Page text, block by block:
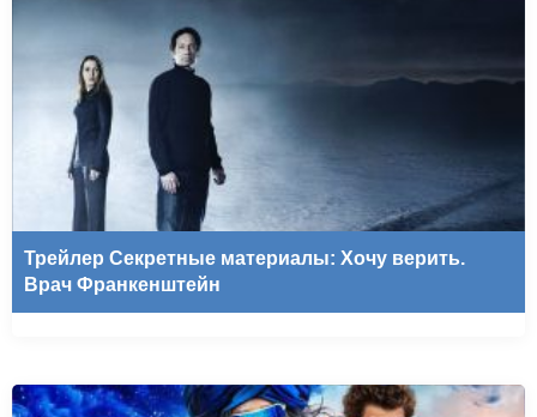
Трейлер Секретные материалы: Хочу верить.
Врач Франкенштейн